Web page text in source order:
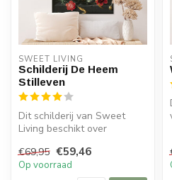
SWEET LIVING
Schilderij De Heem
Stilleven
Dit schilderij van Sweet
Living beschikt over
schilde...
€69,95 €59,46
Op voorraad